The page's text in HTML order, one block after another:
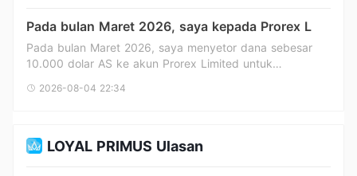
Pada bulan Maret 2026, saya kepada Prorex L
Pada bulan Maret 2026, saya menyetor dana sebesar
10.000 dolar AS ke akun Prorex Limited untuk
dana di akun, namun platform hingga kini belum
pelanggan, namun tidak mendapat tanggapan yang
2026-08-04 22:34
LOYAL PRIMUS Ulasan